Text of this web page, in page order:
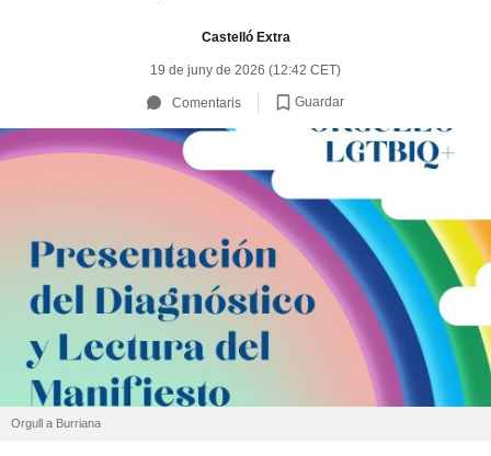
Castelló Extra
19 de juny de 2026 (12:42 CET)
Comentaris Guardar
Orgull a Burriana